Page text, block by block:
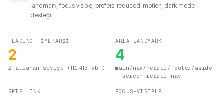
landmark, focus visible, prefers-reduced-motion, dark mode
desteği.
HEADING HİYERARŞİ
2
2 atlanan seviye (H1→H3 vb.)
ARIA LANDMARK
4
main/nav/header/footer/aside
· screen reader nav
SKIP LINK FOCUS-VISIBLE